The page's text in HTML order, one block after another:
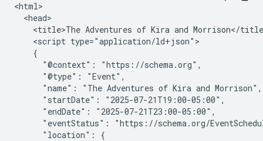
<html>
  <head>
<title>The Adventures of Kira and Morrison</
    <script type="application/ld+json">
    {
      "@context": "https://schema.org",
      "@type": "Event",
      "name": "The Adventures of Kira and Morrison",
      "startDate": "2025-07-21T19:00-05:00",
      "endDate": "2025-07-21T23:00-05:00",
"eventStatus": "https://schema.org/
      "location": {